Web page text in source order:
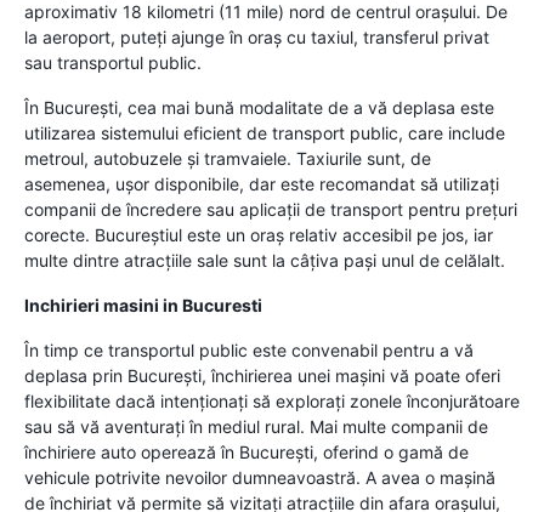
aproximativ 18 kilometri (11 mile) nord de centrul orașului. De
la aeroport, puteți ajunge în oraș cu taxiul, transferul privat
sau transportul public.
În București, cea mai bună modalitate de a vă deplasa este
utilizarea sistemului eficient de transport public, care include
metroul, autobuzele și tramvaiele. Taxiurile sunt, de
asemenea, ușor disponibile, dar este recomandat să utilizați
companii de încredere sau aplicații de transport pentru prețuri
corecte. Bucureștiul este un oraș relativ accesibil pe jos, iar
multe dintre atracțiile sale sunt la câțiva pași unul de celălalt.
Inchirieri masini in Bucuresti
În timp ce transportul public este convenabil pentru a vă
deplasa prin București, închirierea unei mașini vă poate oferi
flexibilitate dacă intenționați să explorați zonele înconjurătoare
sau să vă aventurați în mediul rural. Mai multe companii de
închiriere auto operează în București, oferind o gamă de
vehicule potrivite nevoilor dumneavoastră. A avea o mașină
de închiriat vă permite să vizitați atracțiile din afara orașului,